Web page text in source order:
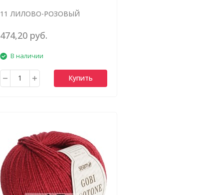
11 ЛИЛОВО-РОЗОВЫЙ
474,20 руб.
В наличии
Купить